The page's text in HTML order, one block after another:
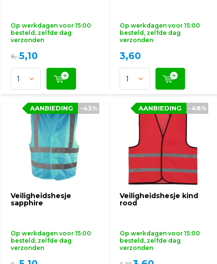
Op werkdagen voor 15:00
besteld, zelfde dag
verzonden
9,-5,10
Op werkdagen voor 15:00
besteld, zelfde dag
verzonden
3,60
Veiligheidshesje
sapphire
Op werkdagen voor 15:00
besteld, zelfde dag
verzonden
-43%
AANBIEDING -43%
AANBIEDING
Veiligheidshesje kind
rood
Op werkdagen voor 15:00
besteld, zelfde dag
verzonden
-48%
AANBIEDING -48%
AANBIEDING